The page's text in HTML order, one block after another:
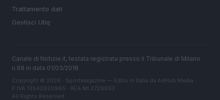
Trattamento dati
Gestisci Utiq
Canale di Notizie.it, testata registrata presso il Tribunale di Milano
n.68 in data 01/03/2018
Copyright © 2026 · Sportmagazine — Edito in Italia da AdHub Media
P.IVA 13542920965 · REA MI 2729933
All Rights Reserved